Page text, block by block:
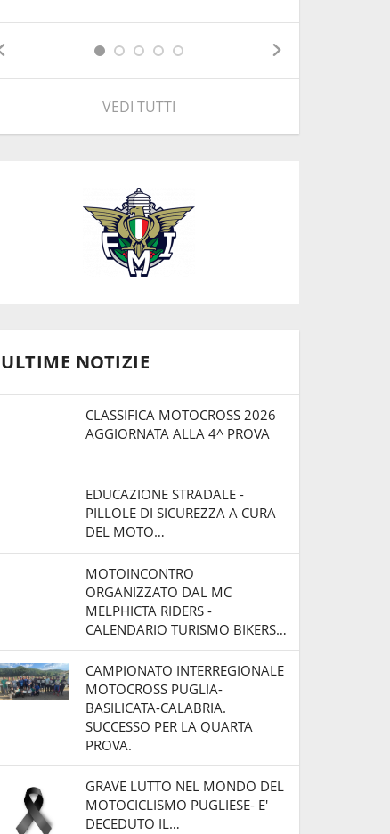
VEDI TUTTI
ULTIME NOTIZIE
CLASSIFICA MOTOCROSS 2026
AGGIORNATA ALLA 4^ PROVA
EDUCAZIONE STRADALE -
PILLOLE DI SICUREZZA A CURA
DEL MOTO…
MOTOINCONTRO
ORGANIZZATO DAL MC
MELPHICTA RIDERS -
CALENDARIO TURISMO BIKERS…
CAMPIONATO INTERREGIONALE
MOTOCROSS PUGLIA-
BASILICATA-CALABRIA.
SUCCESSO PER LA QUARTA
PROVA.
GRAVE LUTTO NEL MONDO DEL
MOTOCICLISMO PUGLIESE- E'
DECEDUTO IL…